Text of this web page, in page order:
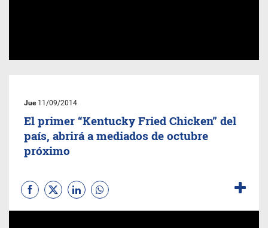
Jue11/09/2014
El primer “Kentucky Fried Chicken” del
país, abrirá a mediados de octubre
próximo